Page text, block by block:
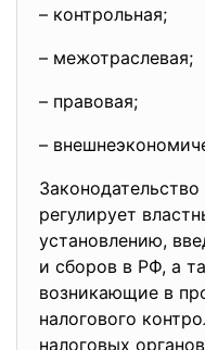
– контрольная;
– межотраслевая;
– правовая;
–
регулирует
установлению,
и сборов в РФ, а
возникающие в
налогового
налоговых